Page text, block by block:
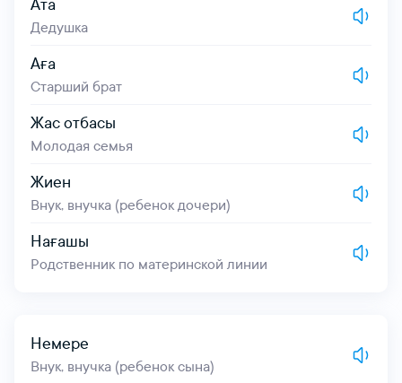
Ата
Дедушка
Аға
Старший брат
Жас отбасы
Молодая семья
Жиен
Внук, внучка (ребенок дочери)
Нағашы
Родственник по материнской линии
Немере
Внук, внучка (ребенок сына)